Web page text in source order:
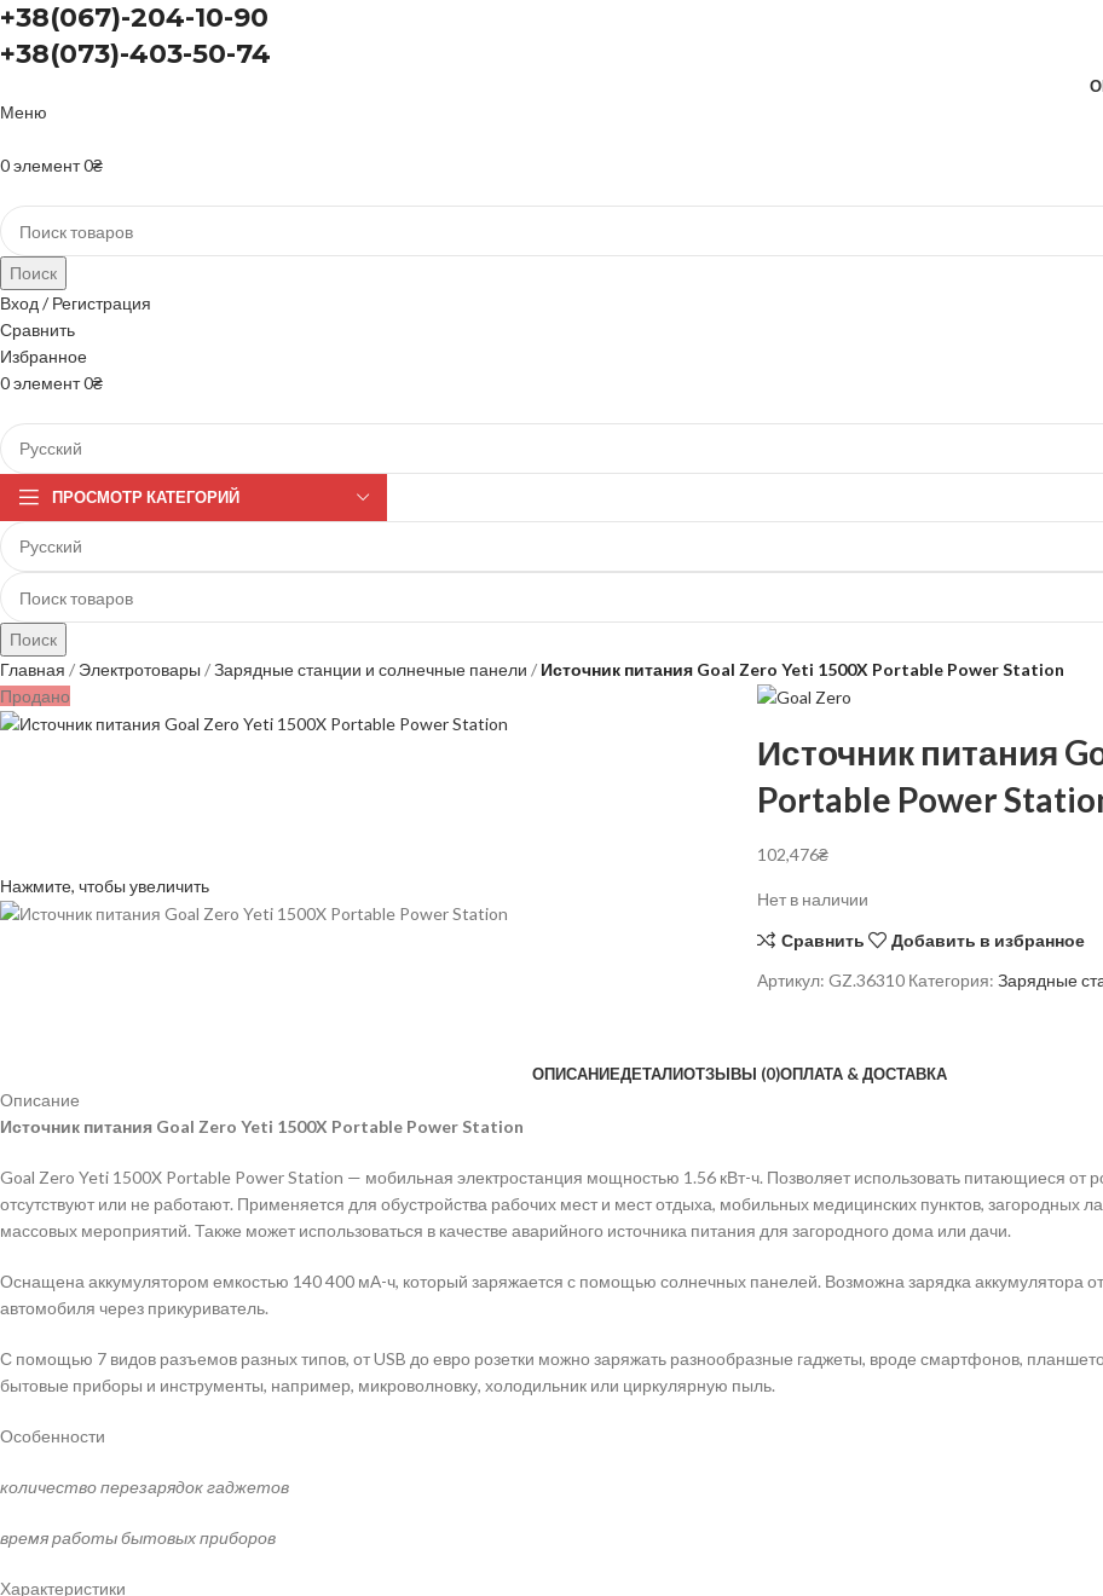
+38(067)-204-10-90
+38(073)-403-50-74
Меню
0элемент0₴
Поиск
Вход / Регистрация
Сравнить
Избранное
0элемент0₴
ПРОСМОТР КАТЕГОРИЙ
Поиск
Главная
Электротовары Зарядные станции и солнечные панели
Источник питания Goal Zero Yeti 1500X Portable Power Station
Продано
Нажмите, чтобы увеличить
Источник питания
Portable Power
102,476₴
Нет в наличии
Сравнить
Добавить в избранное
Артикул: GZ.36310 Категория: Зарядные
ОПИСАНИЕДЕТАЛИОТЗЫВЫ (0)ОПЛАТА & ДОСТАВКА
Описание
Источник питания Goal Zero Yeti 1500X Portable Power Station
Goal Zero Yeti 1500X Portable Power Station — мобильная электростанция мощностью 1.56 кВт-ч. Позволяет использовать питающиеся от
отсутствуют или не работают. Применяется для обустройства рабочих мест и мест отдыха, мобильных медицинских пунктов, загородных
массовых мероприятий. Также может использоваться в качестве аварийного источника питания для загородного дома или дачи.
Оснащена аккумулятором емкостью 140 400 мА-ч, который заряжается с помощью солнечных панелей. Возможна зарядка аккумулятора
автомобиля через прикуриватель.
С помощью 7 видов разъемов разных типов, от USB до евро розетки можно заряжать разнообразные гаджеты, вроде смартфонов,
бытовые приборы и инструменты, например, микроволновку, холодильник или циркулярную пыль.
Особенности
количество перезарядок гаджетов
время работы бытовых приборов
Характеристики